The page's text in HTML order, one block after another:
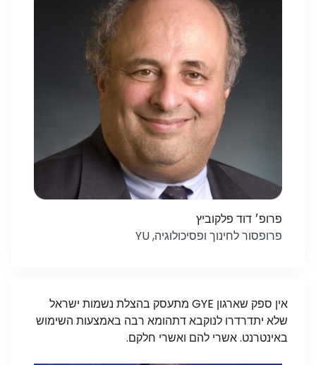
פרופ׳ דוד פלקוביץ
פרופסור לחינוך ופסיכולוגיה, YU
אין ספק שארגון GYE מתעסק בהצלת נשמות ישראל
שלא יתדרדרו לנוקבא דתהומא רבה באמצעות השימוש
באינטרנט. אשרי להם ואשרי חלקם.